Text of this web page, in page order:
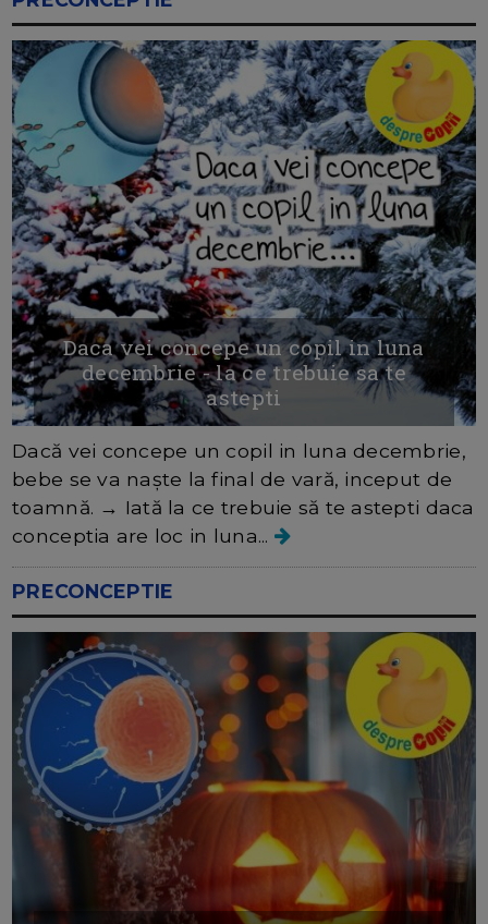
Daca vei concepe un copil in luna
decembrie - la ce trebuie sa te
astepti
Dacă vei concepe un copil in luna decembrie,
bebe se va naște la final de vară, inceput de
toamnă. → Iată la ce trebuie să te astepti daca
conceptia are loc in luna...
PRECONCEPTIE